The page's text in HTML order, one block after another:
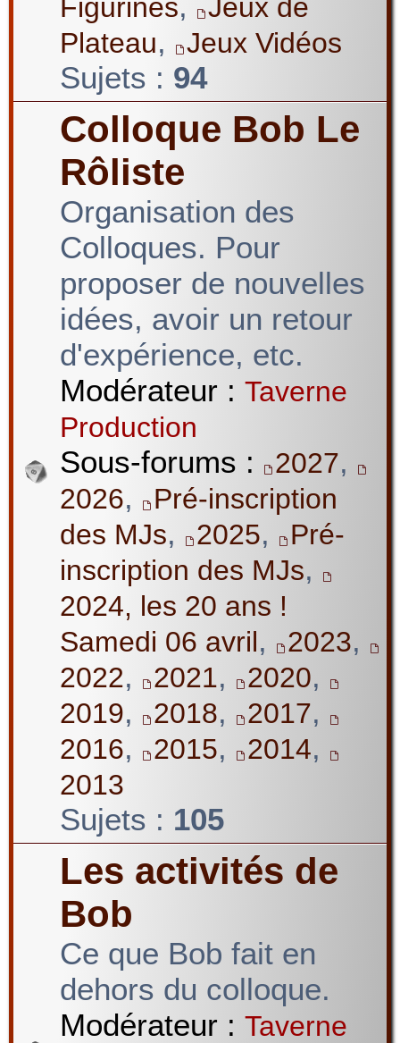
Figurines
Jeux de
Plateau, Jeux Vidéos
Sujets : 94
Colloque Bob Le
Rôliste
Organisation des
Colloques. Pour
proposer de nouvelles
idées, avoir un retour
d'expérience, etc.
Modérateur : Taverne
Production
Sous-forums : 2027,
2026,
Pré-inscription
des MJs, 2025,
Pré-
inscription des MJs,
2024, les 20 ans !
Samedi 06 avril, 2023,
2022, 2021, 2020,
2019, 2018, 2017,
2016, 2015, 2014,
2013
Sujets : 105
Les activités de
Bob
Ce que Bob fait en
dehors du colloque.
Modérateur : Taverne